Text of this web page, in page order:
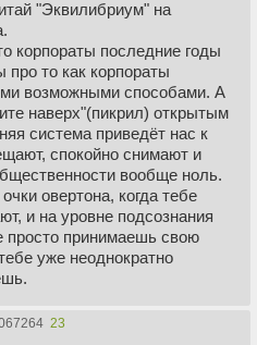
"Эквилибриум" на
корпораты последние годы
то как корпораты
возможными способами. А
наверх"(пикрил) открытым
система приведёт нас к
спокойно снимают и
вообще ноль.
овертона, когда тебе
и на уровне подсознания
просто принимаешь свою
уже неоднократно
23